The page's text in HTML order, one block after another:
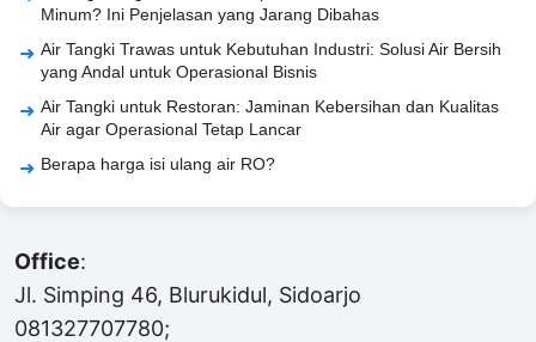
Minum? Ini Penjelasan yang Jarang Dibahas
Air Tangki Trawas untuk Kebutuhan Industri: Solusi Air Bersih
yang Andal untuk Operasional Bisnis
Air Tangki untuk Restoran: Jaminan Kebersihan dan Kualitas
Air agar Operasional Tetap Lancar
Berapa harga isi ulang air RO?
Office:
Jl. Simping 46, Blurukidul, Sidoarjo
081327707780;